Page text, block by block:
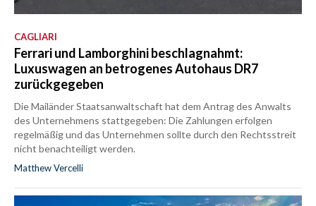
CAGLIARI
Ferrari und Lamborghini beschlagnahmt:
Luxuswagen an betrogenes Autohaus DR7
zurückgegeben
Die Mailänder Staatsanwaltschaft hat dem Antrag des Anwalts
des Unternehmens stattgegeben: Die Zahlungen erfolgen
regelmäßig und das Unternehmen sollte durch den Rechtsstreit
nicht benachteiligt werden.
Matthew Vercelli